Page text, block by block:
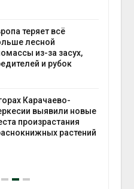
теряет всё
лесной
из-за засух,
и рубок
Карачаево-
выявили новые
произрастания
растений